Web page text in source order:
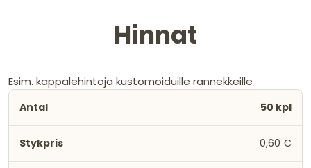
Hinnat
Esim. kappalehintoja kustomoiduille rannekkeille
50 kpl
0,60 €